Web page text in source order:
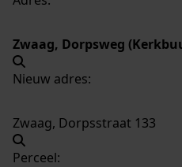
Zwaag, Dorpsweg
Nieuw adres:
Zwaag, Dorpsstraat 133
Perceel: